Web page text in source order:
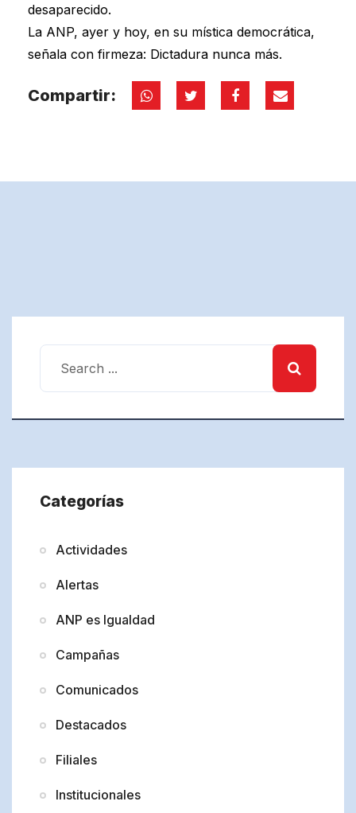
desaparecido.
La ANP, ayer y hoy, en su mística democrática,
señala con firmeza: Dictadura nunca más.
Compartir:
Categorías
Actividades
Alertas
ANP es Igualdad
Campañas
Comunicados
Destacados
Filiales
Institucionales